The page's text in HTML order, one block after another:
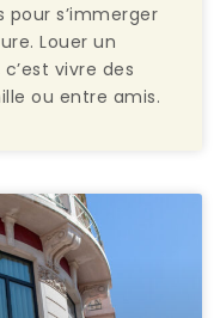
s’immerger
Louer un
vivre des
ou entre amis.